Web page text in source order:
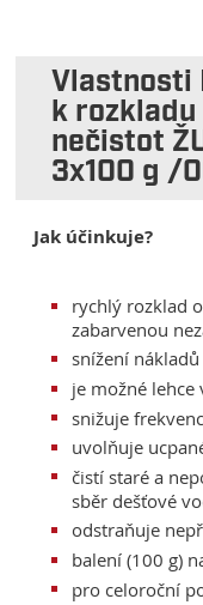
Vlastnosti
k
nečistot
3x100 g /
Jak účinkuje?
rychlý rozklad
zabarvenou
snížení
je možné
snižuje
uvolňuje
čistí staré a
sběr dešťové
odstraňuje
balení (100 g)
pro celoroční